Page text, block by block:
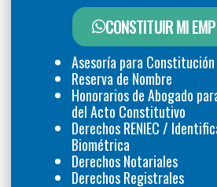
CONSTITUIR MI
Asesoría para Constitución
Reserva de Nombre
Honorarios de Abogado
del Acto Constitutivo
Derechos RENIEC /
Biométrica
Derechos Notariales
Derechos Registrales